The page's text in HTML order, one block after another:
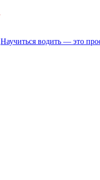
Научиться водить — это